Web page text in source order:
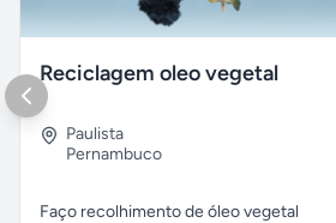
Reciclagem oleo vegetal
Paulista
Pernambuco
Faço recolhimento de óleo vegetal